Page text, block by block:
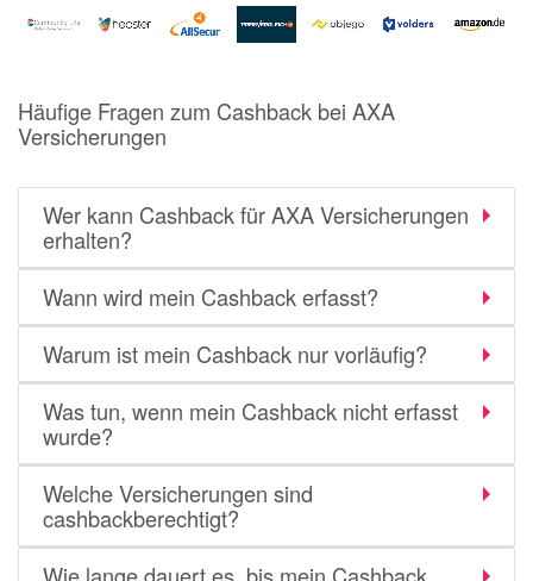
OTTO Office
HappyKeks
Pets Deli
SNIPES
Click & Boat
Lidl
BOGNER
XXXLutz
BADER
momox
Häufige Fragen zum Cashback bei AXA
Versicherungen
Wer kann Cashback für AXA Versicherungen
erhalten?
Wann wird mein Cashback erfasst?
Warum ist mein Cashback nur vorläufig?
Was tun, wenn mein Cashback nicht erfasst
wurde?
Welche Versicherungen sind
cashbackberechtigt?